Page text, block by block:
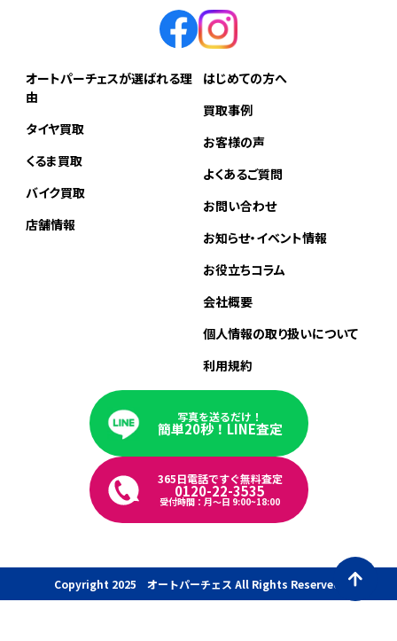
オートパーチェスが選ばれる理
由
タイヤ買取
くるま買取
バイク買取
店舗情報
はじめての方へ
買取事例
お客様の声
よくあるご質問
お問い合わせ
お知らせ・イベント情報
お役立ちコラム
会社概要
個人情報の取り扱いについて
利用規約
写真を送るだけ！
簡単20秒！LINE査定
365日電話ですぐ無料査定
0120-22-3535
受付時間：月〜日 9:00~18:00
Copyright 2025 オートパーチェス All Rights Reserved.